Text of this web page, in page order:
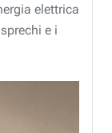
elettrica
e i